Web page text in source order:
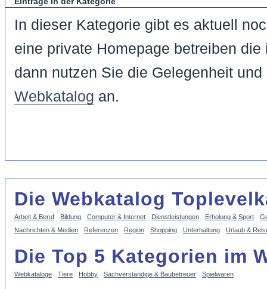
In dieser Kategorie gibt es aktuell
eine private Homepage betreiben
dann nutzen Sie die Gelegenheit
Webkatalog an.
Die Webkatalog
Arbeit & Beruf Bildung Computer & Internet Dienstleistungen Erholung & Sport
Nachrichten & Medien
Referenzen Region Shopping Unterhaltung Urlaub &
Die Top 5 Kategorien im
Webkataloge Tiere Hobby Sachverständige & Baubetreuer Spielwaren